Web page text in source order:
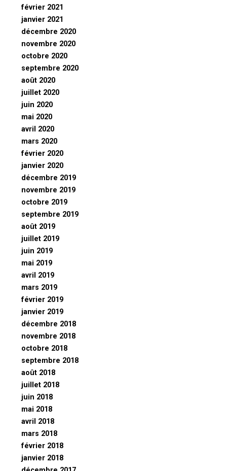
février 2021
janvier 2021
décembre 2020
novembre 2020
octobre 2020
septembre 2020
août 2020
juillet 2020
juin 2020
mai 2020
avril 2020
mars 2020
février 2020
janvier 2020
décembre 2019
novembre 2019
octobre 2019
septembre 2019
août 2019
juillet 2019
juin 2019
mai 2019
avril 2019
mars 2019
février 2019
janvier 2019
décembre 2018
novembre 2018
octobre 2018
septembre 2018
août 2018
juillet 2018
juin 2018
mai 2018
avril 2018
mars 2018
février 2018
janvier 2018